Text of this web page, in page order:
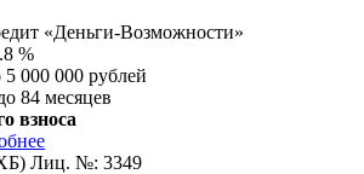
«Деньги-Возможности»
%
5 000 000 рублей
84 месяцев
взноса
Лиц. №: 3349